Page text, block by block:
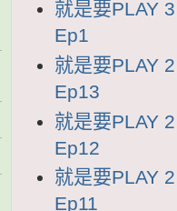
就是要PLAY
Ep1
就是要PLAY
Ep13
就是要PLAY
Ep12
就是要PLAY
Ep11